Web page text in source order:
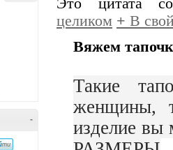
-
Это цитата
целиком + В
Вяжем
Такие
женщины,
изделие вы